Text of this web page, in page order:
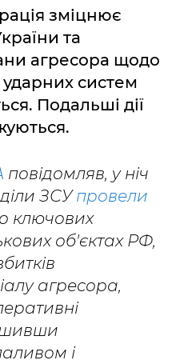
зміцнює
та
агресора щодо
ударних систем
Подальші дії
повідомляв, у ніч
ЗСУпровели
ключових
об'єктах РФ,
агресора,
і